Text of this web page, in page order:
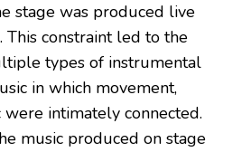
stage was produced live
constraint led to the
types of instrumental
in which movement,
were intimately connected.
music produced on stage